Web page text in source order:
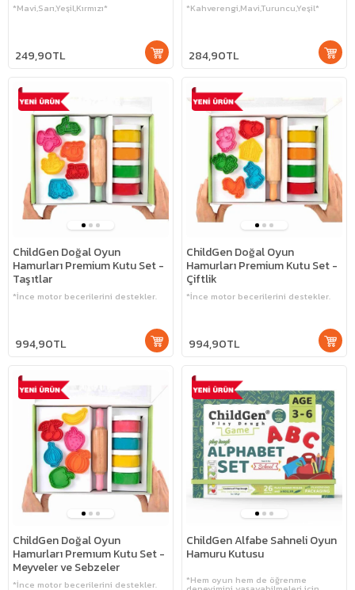
*Mavi,Sarı,Yeşil,Kırmızı*
249,90TL
*Kahverengi,Mavi,Turuncu,Yeşil*
284,90TL
ChildGen Doğal Oyun
Hamurları Premium Kutu Set -
Taşıtlar
*İnce motor becerilerini destekler.
994,90TL
ChildGen Doğal Oyun
Hamurları Premium Kutu Set -
Çiftlik
*İnce motor becerilerini destekler.
994,90TL
ChildGen Doğal Oyun
Hamurları Premıum Kutu Set -
Meyveler ve Sebzeler
*İnce motor becerilerini destekler.
ChildGen Alfabe Sahneli Oyun
Hamuru Kutusu
*Hem oyun hem de öğrenme